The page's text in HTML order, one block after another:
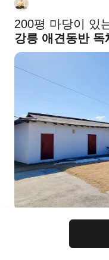
200평 마당이 있
강릉 애견동반 독
페텔 트래블러로 선정되